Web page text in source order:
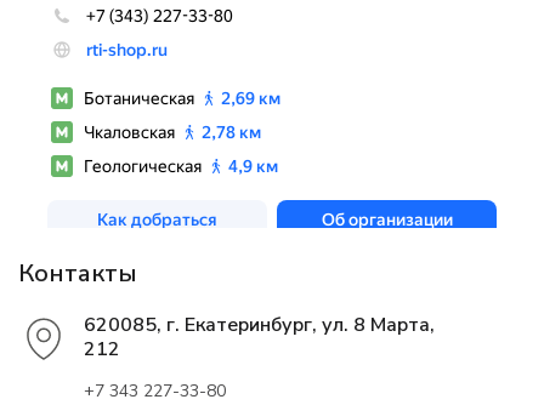
Контакты
620085, г. Екатеринбург, ул. 8 Марта,
212
+7 343 227-33-80